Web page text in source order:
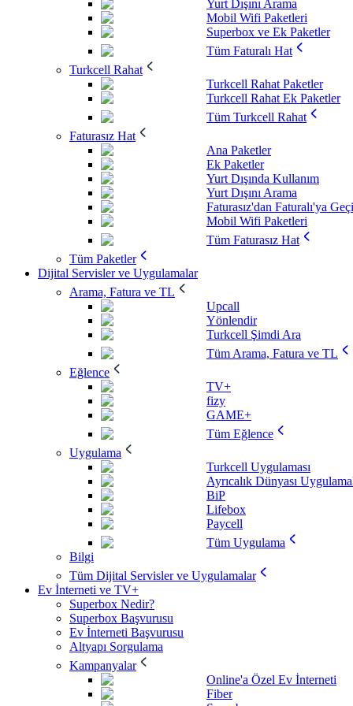
Yurt Dışını Arama
Mobil Wifi Paketleri
Superbox ve Ek Paketler
Tüm Faturalı Hat
Turkcell Rahat
Turkcell Rahat Paketler
Turkcell Rahat Ek Paketler
Tüm Turkcell Rahat
Faturasız Hat
Ana Paketler
Ek Paketler
Yurt Dışında Kullanım
Yurt Dışını Arama
Faturasız'dan Faturalı'ya
Mobil Wifi Paketleri
Tüm Faturasız Hat
Tüm Paketler
Dijital Servisler ve Uygulamalar
Arama, Fatura ve TL
Upcall
Yönlendir
Turkcell Şimdi Ara
Tüm Arama, Fatura ve TL
Eğlence
TV+
fizy
GAME+
Tüm Eğlence
Uygulama
Turkcell Uygulaması
Ayrıcalık Dünyası
BiP
Lifebox
Paycell
Tüm Uygulama
Bilgi
Tüm Dijital Servisler ve Uygulamalar
Ev İnterneti ve TV+
Superbox Nedir?
Superbox Başvurusu
Ev İnterneti Başvurusu
Altyapı Sorgulama
Kampanyalar
Online'a Özel Ev İnterneti
Fiber